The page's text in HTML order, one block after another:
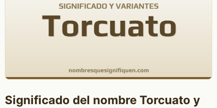
Significado del nombre Torcuato y